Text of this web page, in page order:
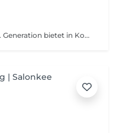
Bronzag'Expert-Technologie der 4. Generation bietet in Kombination mit unserer Lotion eine maßgeschneiderte Bräune ohne UV-Strahlung. Dank der zu 99 % natürlichen Zusammensetzung mit einem Melaninaktivator und feuchtigkeitsspendenden Wirkstoffen erhalten Sie gebräunte, revitalisierte und aufgepolsterte Haut.